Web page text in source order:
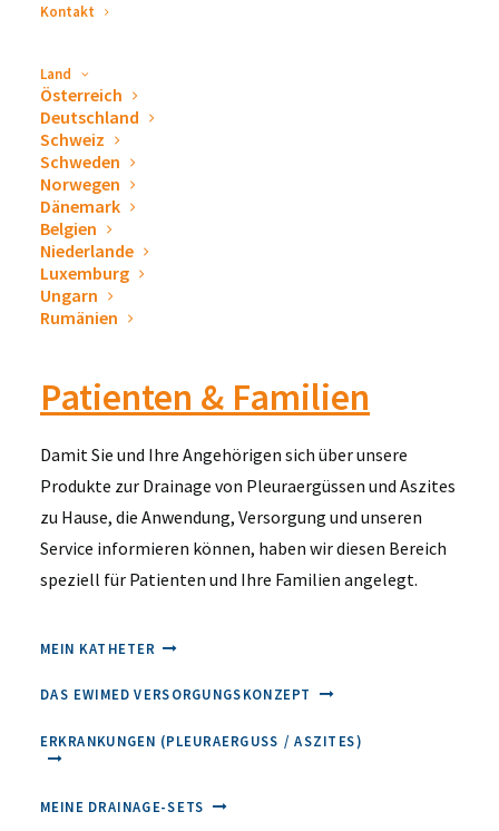
Kontakt
Land
Österreich
Deutschland
Schweiz
Schweden
Norwegen
Dänemark
Belgien
Niederlande
Luxemburg
Ungarn
Rumänien
Patienten & Familien
Damit Sie und Ihre Angehörigen sich über unsere
Produkte zur Drainage von Pleuraergüssen und Aszites
zu Hause, die Anwendung, Versorgung und unseren
Service informieren können, haben wir diesen Bereich
speziell für Patienten und Ihre Familien angelegt.
MEIN KATHETER
DAS EWIMED VERSORGUNGSKONZEPT
ERKRANKUNGEN (PLEURAERGUSS / ASZITES)
MEINE DRAINAGE-SETS